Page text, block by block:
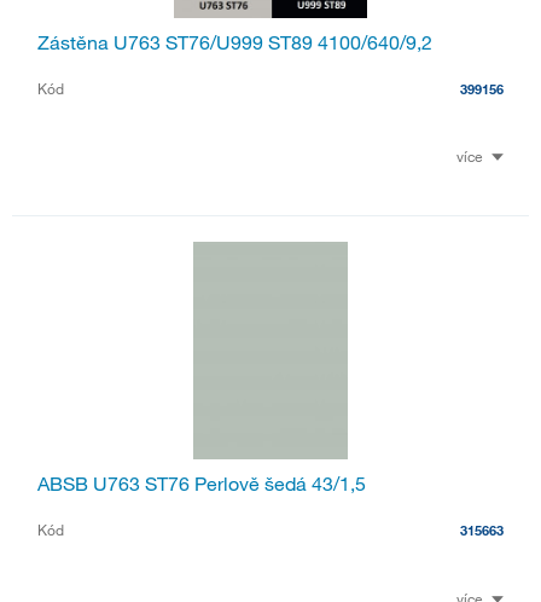
Zástěna U763 ST76/U999 ST89 4100/640/9,2
Kód 399156
více
ABSB U763 ST76 Perlově šedá 43/1,5
Kód 315663